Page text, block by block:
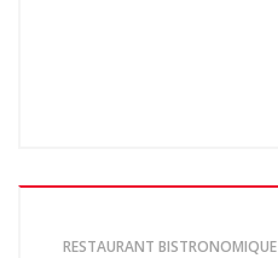
RESTAURANT BISTRONOMIQUE